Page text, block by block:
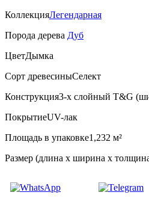
КоллекцияЛегендарная
Порода дерева Дуб
ЦветДымка
Сорт древесиныСелект
Конструкция3-х слойный T&G
ПокрытиеUV-лак
Площадь в упаковке1,232 м²
Размер (длина х ширина х